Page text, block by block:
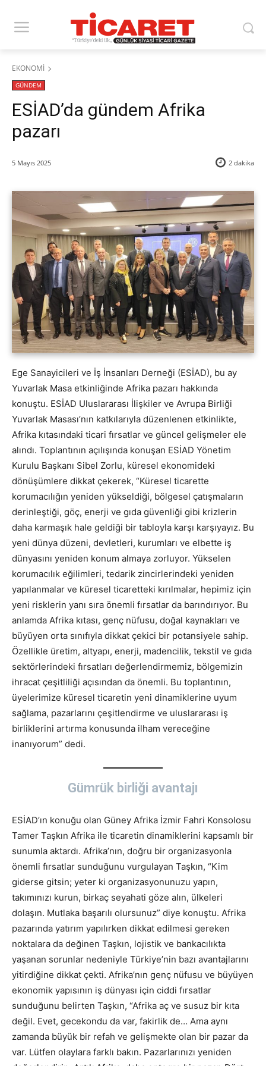
EKONOMİ
GÜNDEM
ESİAD’da gündem Afrika
pazarı
5 Mayıs 2025 2 dakika
Ege Sanayicileri ve İş İnsanları Derneği (ESİAD), bu ay
Yuvarlak Masa etkinliğinde Afrika pazarı hakkında
konuştu. ESİAD Uluslararası İlişkiler ve Avrupa Birliği
Yuvarlak Masası’nın katkılarıyla düzenlenen etkinlikte,
Afrika kıtasındaki ticari fırsatlar ve güncel gelişmeler ele
alındı. Toplantının açılışında konuşan ESİAD Yönetim
Kurulu Başkanı Sibel Zorlu, küresel ekonomideki
dönüşümlere dikkat çekerek, “Küresel ticarette
korumacılığın yeniden yükseldiği, bölgesel çatışmaların
derinleştiği, göç, enerji ve gıda güvenliği gibi krizlerin
daha karmaşık hale geldiği bir tabloyla karşı karşıyayız. Bu
yeni dünya düzeni, devletleri, kurumları ve elbette iş
dünyasını yeniden konum almaya zorluyor. Yükselen
korumacılık eğilimleri, tedarik zincirlerindeki yeniden
yapılanmalar ve küresel ticaretteki kırılmalar, hepimiz için
yeni risklerin yanı sıra önemli fırsatlar da barındırıyor. Bu
anlamda Afrika kıtası, genç nüfusu, doğal kaynakları ve
büyüyen orta sınıfıyla dikkat çekici bir potansiyele sahip.
Özellikle üretim, altyapı, enerji, madencilik, tekstil ve gıda
sektörlerindeki fırsatları değerlendirmemiz, bölgemizin
ihracat çeşitliliği açısından da önemli. Bu toplantının,
üyelerimize küresel ticaretin yeni dinamiklerine uyum
sağlama, pazarlarını çeşitlendirme ve uluslararası iş
birliklerini artırma konusunda ilham vereceğine
inanıyorum” dedi.
Gümrük birliği avantajı
ESİAD’ın konuğu olan Güney Afrika İzmir Fahri Konsolosu
Tamer Taşkın Afrika ile ticaretin dinamiklerini kapsamlı bir
sunumla aktardı. Afrika’nın, doğru bir organizasyonla
önemli fırsatlar sunduğunu vurgulayan Taşkın, “Kim
giderse gitsin; yeter ki organizasyonunuzu yapın,
takımınızı kurun, birkaç seyahati göze alın, ülkeleri
dolaşın. Mutlaka başarılı olursunuz” diye konuştu. Afrika
pazarında yatırım yapılırken dikkat edilmesi gereken
noktalara da değinen Taşkın, lojistik ve bankacılıkta
yaşanan sorunlar nedeniyle Türkiye’nin bazı avantajlarını
yitirdiğine dikkat çekti. Afrika’nın genç nüfusu ve büyüyen
ekonomik yapısının iş dünyası için ciddi fırsatlar
sunduğunu belirten Taşkın, “Afrika aç ve susuz bir kıta
değil. Evet, gecekondu da var, fakirlik de… Ama aynı
zamanda büyük bir refah ve gelişmekte olan bir pazar da
var. Lütfen olaylara farklı bakın. Pazarlarınızı yeniden